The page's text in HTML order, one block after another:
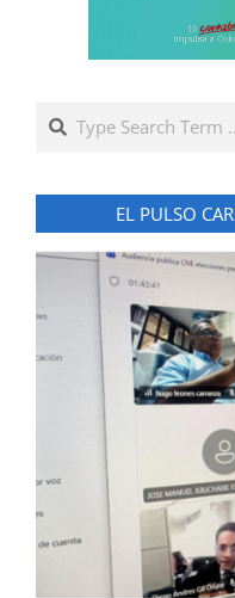
Search
EL PULSO